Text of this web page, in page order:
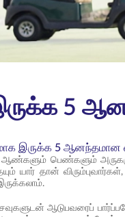
இருக்க 5
இருக்க 5 ஆனந்தமான
பெண்களும்
யார் தான்
ஆடுபவரைப்